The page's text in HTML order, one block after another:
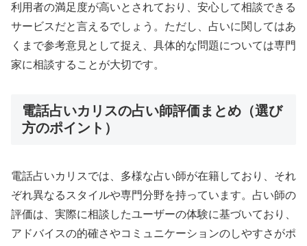
利用者の満足度が高いとされており、安心して相談できる
サービスだと言えるでしょう。ただし、占いに関してはあ
くまで参考意見として捉え、具体的な問題については専門
家に相談することが大切です。
電話占いカリスの占い師評価まとめ（選び
方のポイント）
電話占いカリスでは、多様な占い師が在籍しており、それ
ぞれ異なるスタイルや専門分野を持っています。占い師の
評価は、実際に相談したユーザーの体験に基づいており、
アドバイスの的確さやコミュニケーションのしやすさがポ